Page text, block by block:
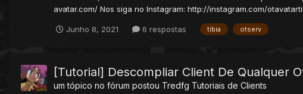
avatar.com/ Nos siga no Instagram: http://instagram.com/
Junho 8, 2021 6 respostas tibia otserv
[Tutorial] Descompliar Client De Qualquer
um tópico no fórum postou Tredfg Tutoriais de Clients